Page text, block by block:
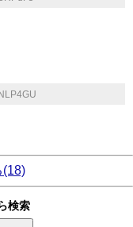
(18)
検索